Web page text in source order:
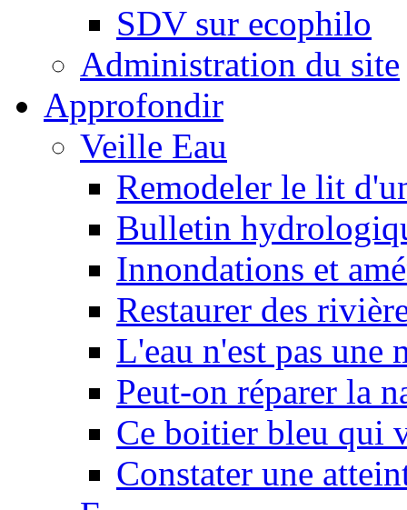
SDV sur ecophilo
Administration du site
Approfondir
Veille Eau
Remodeler le lit
Bulletin
Innondations et
Restaurer des
L'eau n'est pas une
Peut-on réparer la
Ce boitier bleu qui
Constater une